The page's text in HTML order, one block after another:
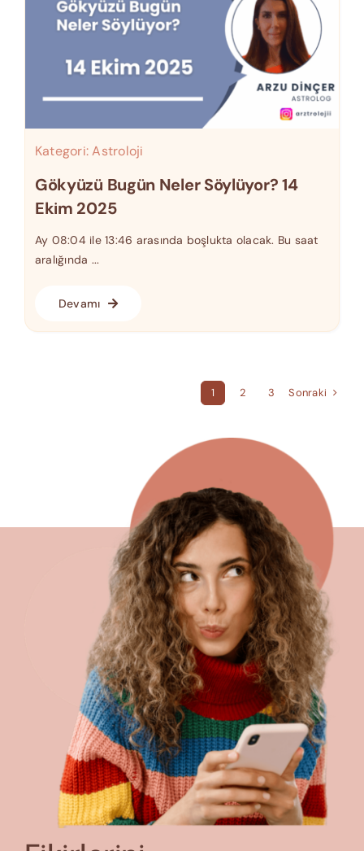
Kategori:Astroloji
Gökyüzü Bugün Neler Söylüyor? 14
Ekim 2025
Ay 08:04 ile 13:46 arasında boşlukta olacak. Bu saat
aralığında ...
Devamı
1 2 3 Sonraki